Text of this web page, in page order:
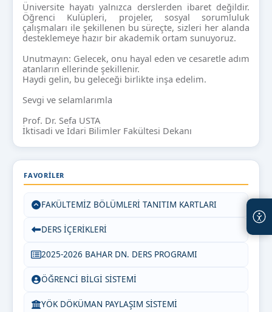
Üniversite hayatı yalnızca derslerden ibaret değildir.
Öğrenci Kulüpleri, projeler, sosyal sorumluluk
çalışmaları ile şekillenen bu süreçte, sizleri her alanda
desteklemeye hazır bir akademik ortam sunuyoruz.
Unutmayın: Gelecek, onu hayal eden ve cesaretle adım
atanların ellerinde şekillenir.
Haydi gelin, bu geleceği birlikte inşa edelim.
Sevgi ve selamlarımla
Prof. Dr. Sefa USTA
İktisadi ve İdari Bilimler Fakültesi Dekanı
FAVORILER
FAKÜLTEMİZ BÖLÜMLERİ TANITIM KARTLARI
DERS İÇERİKLERİ
2025-2026 BAHAR DN. DERS PROGRAMI
ÖĞRENCİ BİLGİ SİSTEMİ
YÖK DÖKÜMAN PAYLAŞIM SİSTEMİ